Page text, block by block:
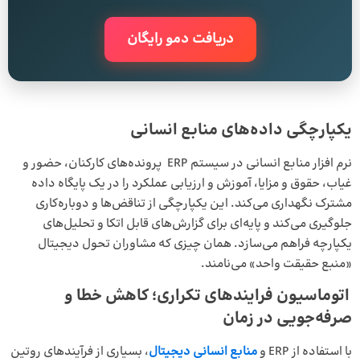
دریافت دمو رایگان
یکپارچگی داده‌های منابع انسانی
نرم افزار منابع انسانی
در سیستم ERP پرونده‌های کارکنان، حضور و
غیاب، حقوق و مزایا، آموزش و ارزیابی عملکرد را در یک پایگاه داده
مشترک نگهداری می‌کند. این یکپارچگی از تناقض‌ها و دوباره‌کاری
جلوگیری می‌کند و پایه‌ای برای گزارش‌های قابل اتکا و تحلیل‌های
یکپارچه فراهم می‌سازد. همان چیزی که مشاوران تحول دیجیتال
«منبع حقیقت واحد» می‌نامند.
اتوماسیون فرایندهای تکراری؛ کاهش خطا و
صرفه‌جویی در زمان
با استفاده از ERP و منابع انسانی دیجیتال، بسیاری از فرآیندهای روتین